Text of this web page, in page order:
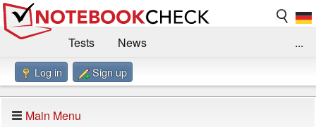
Tests
News
Benchmarks / Technik
...
Log in Sign up
Main Menu